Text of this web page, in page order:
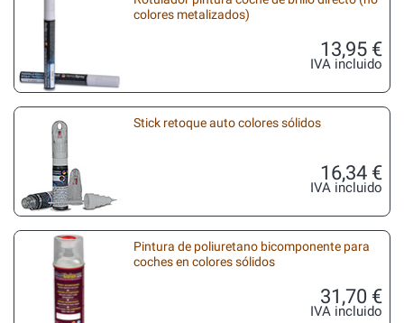
colores metalizados)
13,95 €
IVA incluido
Stick retoque auto colores sólidos
16,34 €
IVA incluido
Pintura de poliuretano bicomponente para
coches en colores sólidos
31,70 €
IVA incluido